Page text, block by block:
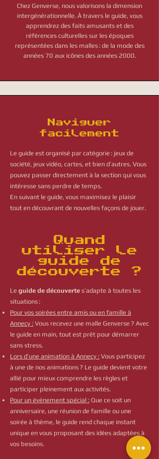
Chez Genverse, nous valorisons la dimension
intergénérationnelle. À travers le guide, vous
apprendrez des faits amusants et des
références culturelles sur les époques
représentées dans les malles : de la mode des
années 70 aux icônes des années 2000.
Naviguer
facilement
Le guide est organisé par catégorie : jeux de
société, jeux vidéo, cartes, et bien d’autres. Vous
pouvez passer directement à la section qui vous
intéresse sans perdre de temps.
En suivant le guide, vous maximisez le plaisir
tout en découvrant de nouvelles façons de jouer.
Quand
utiliser le
guide de
découverte ?
Le guide de découverte s’adapte à toutes les
situations :
Pour vos soirées entre amis ou en famille à
Annecy : Vous recevez une malle Genverse ? Avec
le guide en main, tout est prêt pour démarrer
sans stress.
Lors d’une animation à Annecy : Vous participez
à une de nos animations ? Le guide devient votre
allié pour mieux comprendre les règles et
participer pleinement aux activités.
Pour un événement spécial : Que ce soit un
anniversaire, une réunion de famille ou une
soirée à thème, le guide rend chaque instant
unique en vous proposant des idées adaptées à
vos besoins.